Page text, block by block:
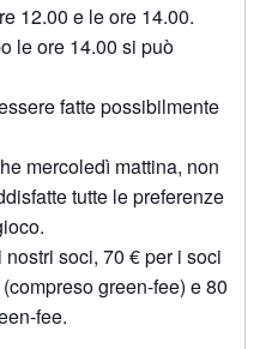
12.00 e le ore 14.00.
le ore 14.00 si può
fatte possibilmente
mercoledì mattina, non
tutte le preferenze
soci, 70 € per i soci
green-fee) e 80
fee.